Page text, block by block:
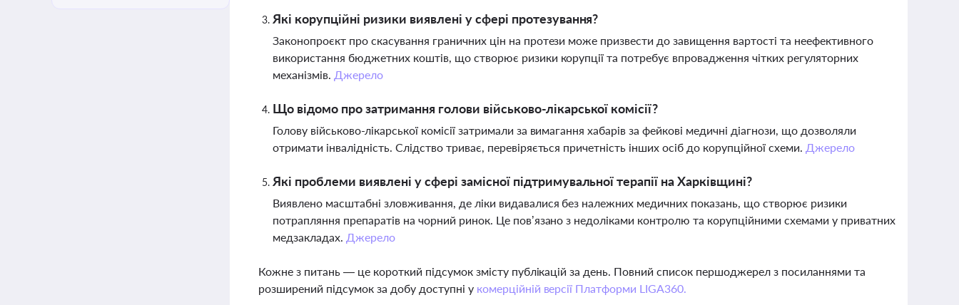
Які корупційні ризики виявлені у сфері протезування?
Законопроєкт про скасування граничних цін на протези може призвести до завищення вартості та неефективного
використання бюджетних коштів, що створює ризики корупції та потребує впровадження чітких регуляторних
механізмів. Джерело
Що відомо про затримання голови військово-лікарської комісії?
Голову військово-лікарської комісії затримали за вимагання хабарів за фейкові медичні діагнози, що дозволяли
отримати інвалідність. Слідство триває, перевіряється причетність інших осіб до корупційної схеми. Джерело
Які проблеми виявлені у сфері замісної підтримувальної терапії на Харківщині?
Виявлено масштабні зловживання, де ліки видавалися без належних медичних показань, що створює ризики
потрапляння препаратів на чорний ринок. Це пов’язано з недоліками контролю та корупційними схемами у приватних
медзакладах. Джерело
Кожне з питань — це короткий підсумок змісту публікацій за день. Повний список першоджерел з посиланнями та
розширений підсумок за добу доступні у комерційній версії Платформи LIGA360.